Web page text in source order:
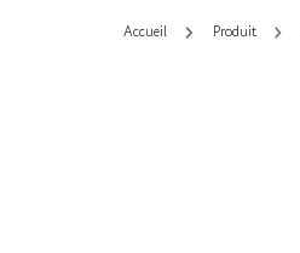
Accueil Produit